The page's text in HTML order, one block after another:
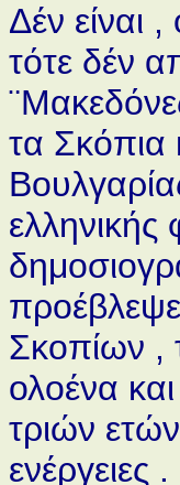
Δέν είναι
τότε δέν
τα Σκόπια
Σκοπίων ,
ολοένα
τριών